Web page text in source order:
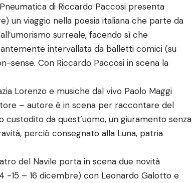
di Riccardo Paccosi presenta
un viaggio nella poesia italiana che parte da
surreale, facendo sì che
intervallata da balletti comici (su
sense. Con Riccardo Paccosi in scena la
Lorenzo e musiche dal vivo Paolo Maggi
– autore è in scena per raccontare del
custodito da quest’uomo, un giuramento senza
perciò consegnato alla Luna, patria
del Navile porta in scena due novità
-15 – 16 dicembre) con Leonardo Galotto e